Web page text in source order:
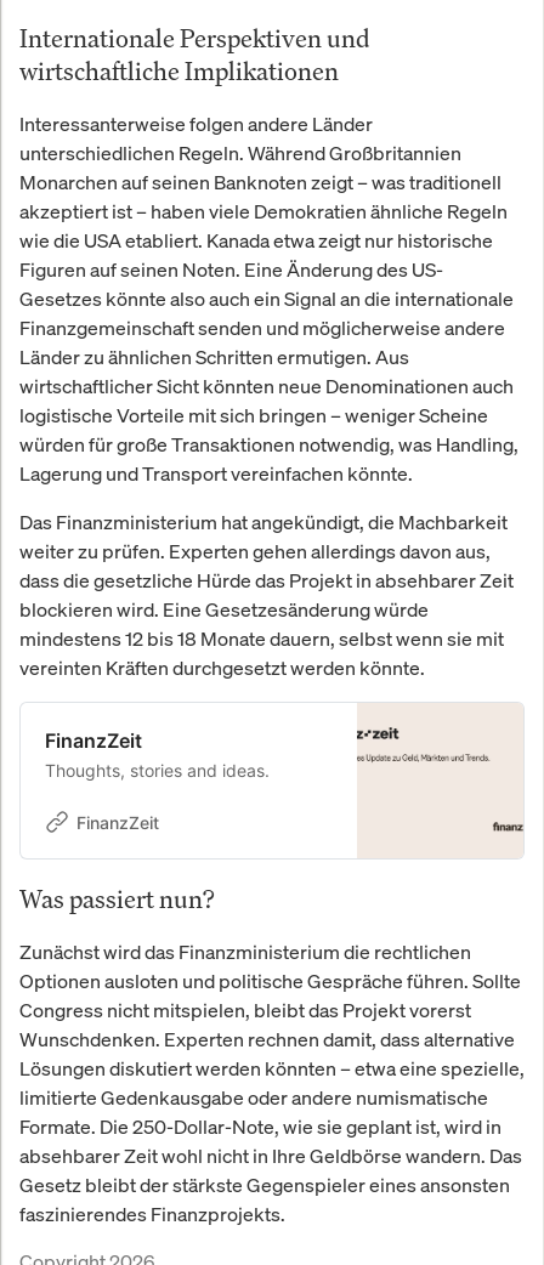
Internationale Perspektiven und
wirtschaftliche Implikationen
Interessanterweise folgen andere Länder
unterschiedlichen Regeln. Während Großbritannien
Monarchen auf seinen Banknoten zeigt – was traditionell
akzeptiert ist – haben viele Demokratien ähnliche Regeln
wie die USA etabliert. Kanada etwa zeigt nur historische
Figuren auf seinen Noten. Eine Änderung des US-
Gesetzes könnte also auch ein Signal an die internationale
Finanzgemeinschaft senden und möglicherweise andere
Länder zu ähnlichen Schritten ermutigen. Aus
wirtschaftlicher Sicht könnten neue Denominationen auch
logistische Vorteile mit sich bringen – weniger Scheine
würden für große Transaktionen notwendig, was Handling,
Lagerung und Transport vereinfachen könnte.
Das Finanzministerium hat angekündigt, die Machbarkeit
weiter zu prüfen. Experten gehen allerdings davon aus,
dass die gesetzliche Hürde das Projekt in absehbarer Zeit
blockieren wird. Eine Gesetzesänderung würde
mindestens 12 bis 18 Monate dauern, selbst wenn sie mit
vereinten Kräften durchgesetzt werden könnte.
FinanzZeit
Thoughts, stories and ideas.
FinanzZeit
Was passiert nun?
Zunächst wird das Finanzministerium die rechtlichen
Optionen ausloten und politische Gespräche führen. Sollte
Congress nicht mitspielen, bleibt das Projekt vorerst
Wunschdenken. Experten rechnen damit, dass alternative
Lösungen diskutiert werden könnten – etwa eine spezielle,
limitierte Gedenkausgabe oder andere numismatische
Formate. Die 250-Dollar-Note, wie sie geplant ist, wird in
absehbarer Zeit wohl nicht in Ihre Geldbörse wandern. Das
Gesetz bleibt der stärkste Gegenspieler eines ansonsten
faszinierendes Finanzprojekts.